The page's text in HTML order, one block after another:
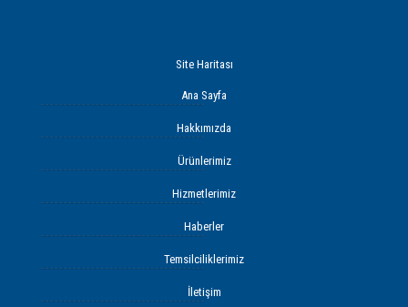
Site Haritası
Ana Sayfa
Hakkımızda
Ürünlerimiz
Hizmetlerimiz
Haberler
Temsilciliklerimiz
İletişim